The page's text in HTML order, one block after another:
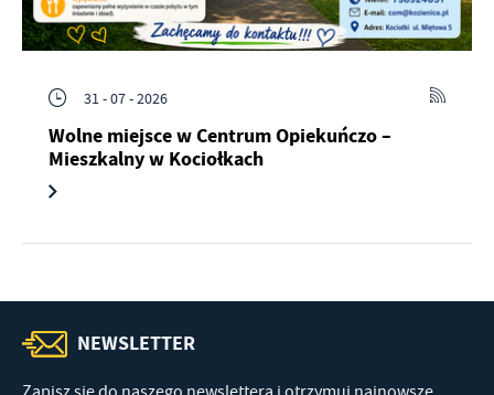
31 - 07 - 2026
Wolne miejsce w Centrum Opiekuńczo –
Mieszkalny w Kociołkach
NEWSLETTER